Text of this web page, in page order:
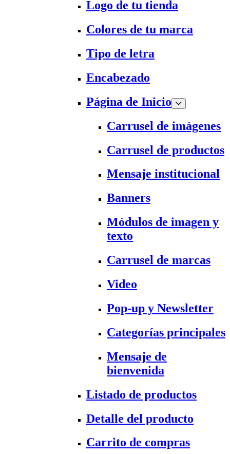
Logo de tu tienda
Colores de tu marca
Tipo de letra
Encabezado
Página de Inicio
Carrusel de imágenes
Carrusel de productos
Mensaje institucional
Banners
Módulos de imagen y
texto
Carrusel de marcas
Video
Pop-up y Newsletter
Categorías principales
Mensaje de
bienvenida
Listado de productos
Detalle del producto
Carrito de compras